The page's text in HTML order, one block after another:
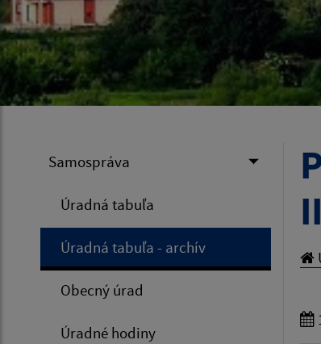
Samospráva
Úradná tabuľa
Úradná tabuľa - archív
Obecný úrad
Úradné hodiny